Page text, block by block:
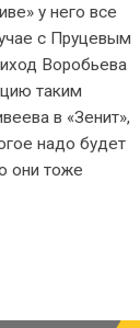
у него все
с Пруцевым
Воробьева
таким
в «Зенит»,
надо будет
они тоже